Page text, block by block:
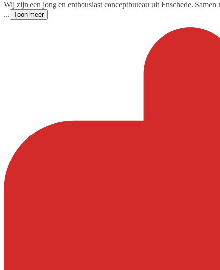
Wij zijn een jong en enthousiast conceptbureau uit Enschede.
... Toon meer